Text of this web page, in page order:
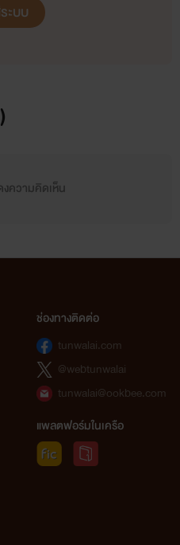
ะบบ
)
งความคิดเห็น
ช่องทางติดต่อ
tunwalai.com
@webtunwalai
tunwalai@ookbee.com
แพลตฟอร์มในเครือ